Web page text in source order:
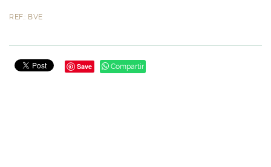
REF.: BVE
Save Compartir